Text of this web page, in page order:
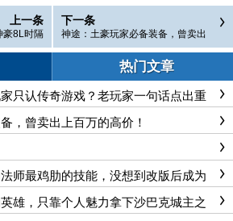
上一条
豪8L时隔
是一场笑
下一条
神途：土豪玩家必备装备，曾卖出
上百万的高价！
热门文章
只认传奇游戏？老玩家一句话点出重
，曾卖出上百万的高价！
师最鸡肋的技能，没想到改版后成为
雄，只靠个人魅力拿下沙巴克城主之